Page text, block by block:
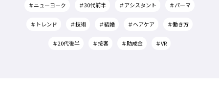
＃ニューヨーク ＃30代前半 ＃アシスタント ＃パーマ
＃トレンド ＃技術 ＃結婚 ＃ヘアケア ＃働き方
＃20代後半 ＃接客 ＃助成金 ＃VR